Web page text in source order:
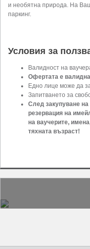
и необятна природа. На
паркинг.
Условия за
Валидност на
Офертата е валидна
Едно лице може да
Запитването за
След закупуване
резервация на
на ваучерите,
тяхната възраст!